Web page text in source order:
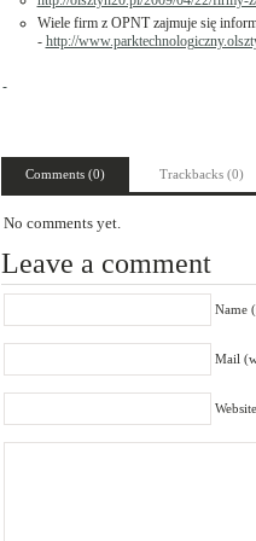
Wiele firm z OPNT zajmuje się
- http://
Comments (0) Trackbacks (0)
No comments yet.
Leave a comment
Name
Mail
Website